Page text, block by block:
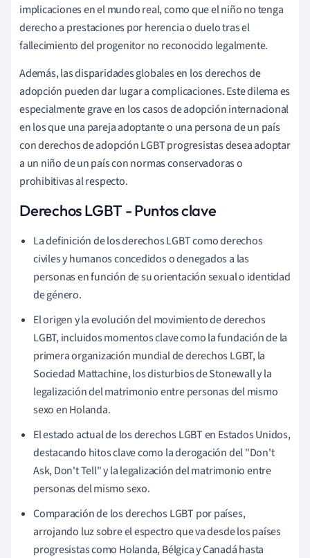
implicaciones en el mundo real, como que el niño no tenga
derecho a prestaciones por herencia o duelo tras el
fallecimiento del progenitor no reconocido legalmente.
Además, las disparidades globales en los derechos de
adopción pueden dar lugar a complicaciones. Este dilema es
especialmente grave en los casos de adopción internacional
en los que una pareja adoptante o una persona de un país
con derechos de adopción LGBT progresistas desea adoptar
a un niño de un país con normas conservadoras o
prohibitivas al respecto.
Derechos LGBT - Puntos clave
La definición de los derechos LGBT como derechos
civiles y humanos concedidos o denegados a las
personas en función de su orientación sexual o identidad
de género.
El origen y la evolución del movimiento de derechos
LGBT, incluidos momentos clave como la fundación de la
primera organización mundial de derechos LGBT, la
Sociedad Mattachine, los disturbios de Stonewall y la
legalización del matrimonio entre personas del mismo
sexo en Holanda.
El estado actual de los derechos LGBT en Estados Unidos,
destacando hitos clave como la derogación del "Don't
Ask, Don't Tell" y la legalización del matrimonio entre
personas del mismo sexo.
Comparación de los derechos LGBT por países,
arrojando luz sobre el espectro que va desde los países
progresistas como Holanda, Bélgica y Canadá hasta